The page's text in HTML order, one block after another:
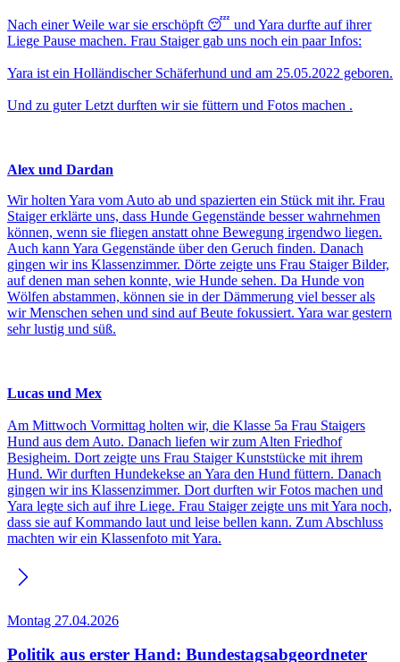
Nach einer Weile war sie erschöpft 😴 und Yara durfte auf ihrer
Liege Pause machen. Frau Staiger gab uns noch ein paar Infos:
Yara ist ein Holländischer Schäferhund und am 25.05.2022 geboren.
Und zu guter Letzt durften wir sie füttern und Fotos machen .
Alex und Dardan
Wir holten Yara vom Auto ab und spazierten ein Stück mit ihr. Frau
Staiger erklärte uns, dass Hunde Gegenstände besser wahrnehmen
können, wenn sie fliegen anstatt ohne Bewegung irgendwo liegen.
Auch kann Yara Gegenstände über den Geruch finden. Danach
gingen wir ins Klassenzimmer. Dörte zeigte uns Frau Staiger Bilder,
auf denen man sehen konnte, wie Hunde sehen. Da Hunde von
Wölfen abstammen, können sie in der Dämmerung viel besser als
wir Menschen sehen und sind auf Beute fokussiert. Yara war gestern
sehr lustig und süß.
Lucas und Mex
Am Mittwoch Vormittag holten wir, die Klasse 5a Frau Staigers
Hund aus dem Auto. Danach liefen wir zum Alten Friedhof
Besigheim. Dort zeigte uns Frau Staiger Kunststücke mit ihrem
Hund. Wir durften Hundekekse an Yara den Hund füttern. Danach
gingen wir ins Klassenzimmer. Dort durften wir Fotos machen und
Yara legte sich auf ihre Liege. Frau Staiger zeigte uns mit Yara noch,
dass sie auf Kommando laut und leise bellen kann. Zum Abschluss
machten wir ein Klassenfoto mit Yara.
Montag 27.04.2026
Politik aus erster Hand: Bundestagsabgeordneter